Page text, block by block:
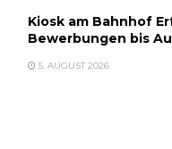
Kiosk am Bahnhof
Bewerbungen bis
5. AUGUST 2026